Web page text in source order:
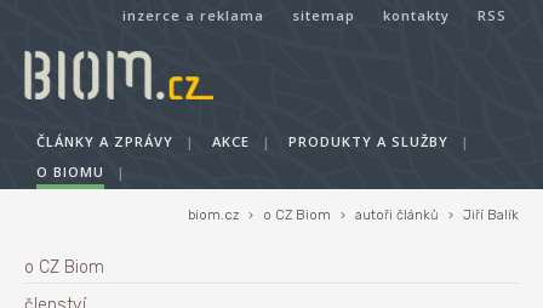
inzerce a reklama sitemap kontakty RSS
ČLÁNKY A ZPRÁVY | AKCE | PRODUKTY A SLUŽBY
|
O BIOMU
|
biom.cz › o CZ Biom › autoři článků › Jiří Balík
o CZ Biom